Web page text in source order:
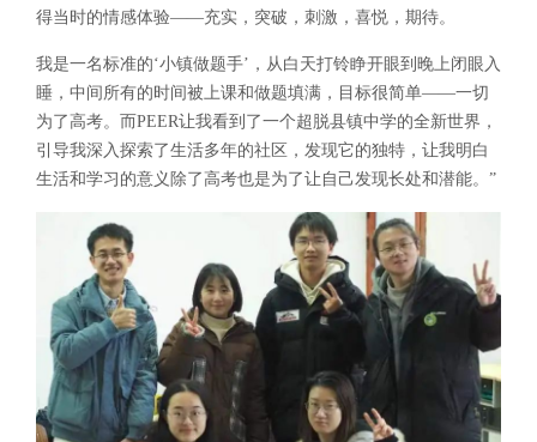
得当时的情感体验——充实，突破，刺激，喜悦，期待。
我是一名标准的‘小镇做题手’，从白天打铃睁开眼到晚上闭眼入
睡，中间所有的时间被上课和做题填满，目标很简单——一切
为了高考。而PEER让我看到了一个超脱县镇中学的全新世界，
引导我深入探索了生活多年的社区，发现它的独特，让我明白
生活和学习的意义除了高考也是为了让自己发现长处和潜能。”